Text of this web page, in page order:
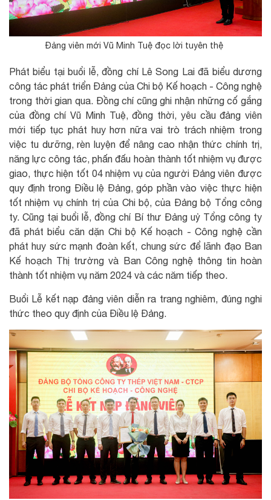
Đảng viên mới Vũ Minh Tuệ đọc lời tuyên thệ
Phát biểu tại buổi lễ, đồng chí Lê Song Lai đã biểu dương
công tác phát triển Đảng của Chi bộ Kế hoạch - Công nghệ
trong thời gian qua. Đồng chí cũng ghi nhận những cố gắng
của đồng chí Vũ Minh Tuệ, đồng thời, yêu cầu đảng viên
mới tiếp tục phát huy hơn nữa vai trò trách nhiệm trong
việc tu dưỡng, rèn luyện để nâng cao nhận thức chính trị,
năng lực công tác, phấn đấu hoàn thành tốt nhiệm vụ được
giao, thực hiện tốt 04 nhiệm vụ của người Đảng viên được
quy định trong Điều lệ Đảng, góp phần vào việc thực hiện
tốt nhiệm vụ chính trị của Chi bộ, của Đảng bộ Tổng công
ty. Cũng tại buổi lễ, đồng chí Bí thư Đảng uỷ Tổng công ty
đã phát biểu căn dặn Chi bộ Kế hoạch - Công nghệ cần
phát huy sức mạnh đoàn kết, chung sức để lãnh đạo Ban
Kế hoạch Thị trường và Ban Công nghệ thông tin hoàn
thành tốt nhiệm vụ năm 2024 và các năm tiếp theo.
Buổi Lễ kết nạp đảng viên diễn ra trang nghiêm, đúng nghi
thức theo quy định của Điều lệ Đảng.